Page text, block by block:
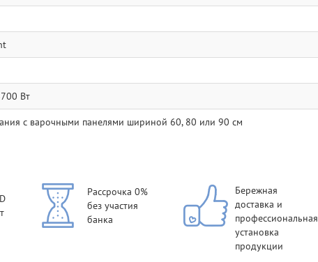
Вт
с варочными панелями шириной 60, 80 или 90 см
Рассрочка 0%
без участия
банка
Бережная
доставка и
профессиональная
установка
продукции